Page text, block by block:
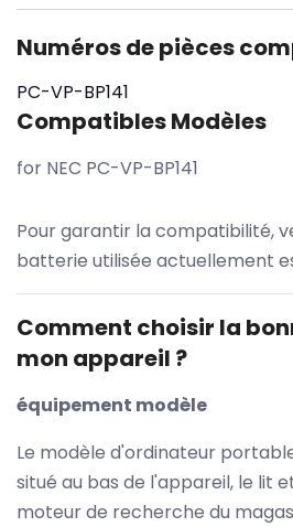
Numéros de pièces
PC-VP-BP141
Compatibles Modèles
for NEC PC-VP-BP141
Pour garantir la compatibilité,
batterie utilisée actuellement
Comment choisir la
mon appareil ?
équipement modèle
Le modèle d'ordinateur
situé au bas de l'appareil, le lit
moteur de recherche du